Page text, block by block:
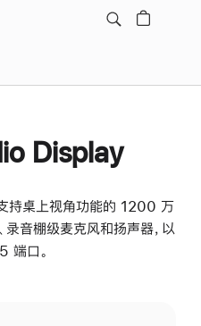
Display
持桌上视角功能的 1200 万
音棚级麦克风和扬声器，以
端口。